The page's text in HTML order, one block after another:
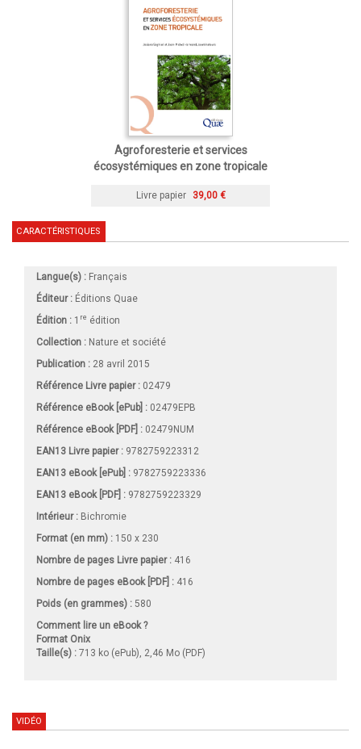
Agroforesterie et services
écosystémiques en zone tropicale
Livre papier 39,00 €
CARACTÉRISTIQUES
Langue(s) : Français
Éditeur : Éditions Quae
Édition : 1 re édition
Collection : Nature et société
Publication : 28 avril 2015
Référence Livre papier : 02479
Référence eBook [ePub] : 02479EPB
Référence eBook [PDF] : 02479NUM
EAN13 Livre papier : 9782759223312
EAN13 eBook [ePub] : 9782759223336
EAN13 eBook [PDF] : 9782759223329
Intérieur : Bichromie
Format (en mm) : 150 x 230
Nombre de pages Livre papier: 416
Nombre de pages eBook [PDF] : 416
Poids (en grammes) : 580
Comment lire un eBook ?
Format Onix
Taille(s) : 713 ko (ePub), 2,46 Mo (PDF)
VIDÉO